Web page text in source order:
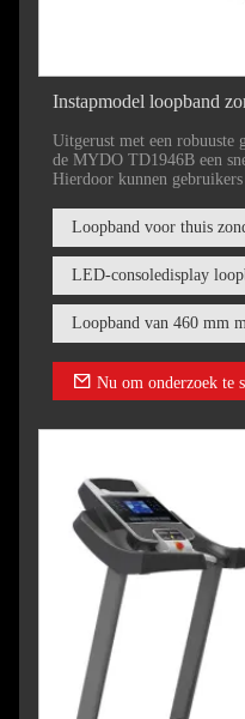
Instapmodel loopband
Uitgerust met een
de MYDO TD1946B een
Hierdoor kunnen gebruikers
uitdagende sprint.
LED-consoledisplay
Nu om onderzoek te